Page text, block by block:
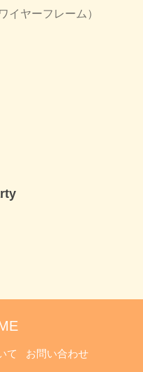
イヤーフレーム）
て お問い合わせ